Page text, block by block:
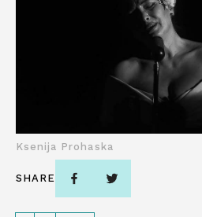
Ksenija Prohaska
SHARE